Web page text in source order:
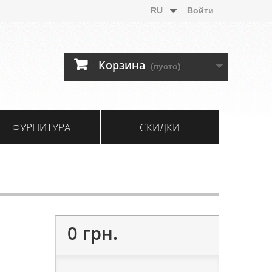
Войти
RU
Корзина (пусто)
ФУРНИТУРА СКИДКИ
0 грн.